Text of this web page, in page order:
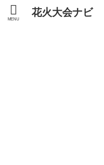
花火大会ナビ